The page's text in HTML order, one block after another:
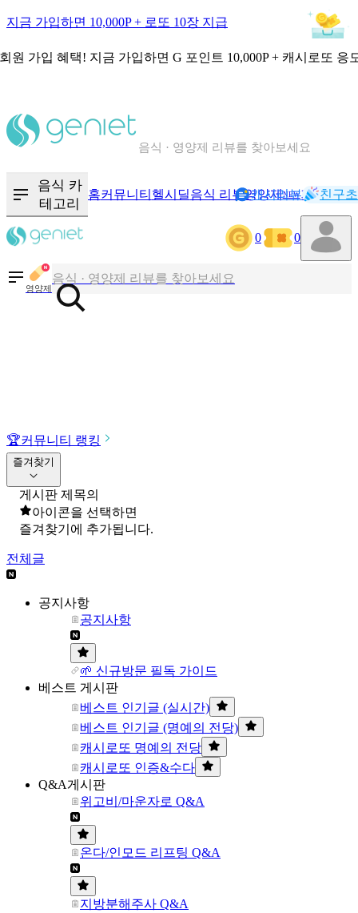
지금 가입하면 10,000P + 로또 10장 지급
원 가입 혜택! 지금 가입하면 G 포인트 10,000P + 캐시로또 응
음식 · 영양제 리뷰를 찾아보세요
음식 카
테고리
홈커뮤니티 헬시딜음식 리뷰영양제NEW기록
캐시리뷰 친구
0 0
영양제
칼로리와 영양성분을 검색해보세요
혈당 · 다이어트 음식 검색해보세요
음식 · 영양제 리뷰를 찾아보세요
🏆커뮤니티 랭킹
즐겨찾기
게시판 제목의
아이콘을 선택하면
즐겨찾기에 추가됩니다.
전체글
공지사항
공지사항
🌱 신규방문 필독 가이드
베스트 게시판
베스트 인기글 (실시간)
베스트 인기글 (명예의 전당)
캐시로또 명예의 전당
캐시로또 인증&수다
Q&A게시판
위고비/마운자로 Q&A
온다/인모드 리프팅 Q&A
지방분해주사 Q&A